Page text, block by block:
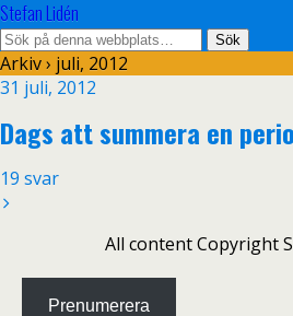
Stefan Lidén
Arkiv › juli, 2012
31 juli, 2012
Dags att summera en
19 svar
All content Copyright
Prenumerera